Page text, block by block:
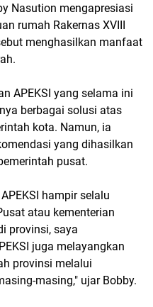
Nasution mengapresiasi
rumah Rakernas XVIII
menghasilkan manfaat
APEKSI yang selama ini
berbagai solusi atas
kota. Namun, ia
yang dihasilkan
pusat.
hampir selalu
atau kementerian
provinsi, saya
juga melayangkan
provinsi melalui
masing," ujar Bobby.